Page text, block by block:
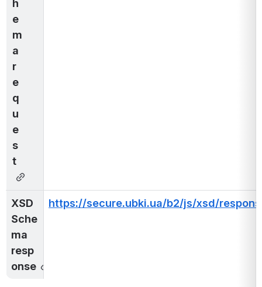
h
e
m
a
r
e
q
u
e
s
t
XSD
Sche
ma
resp
onse
https://secure.ubki.ua/b2/js/xsd/